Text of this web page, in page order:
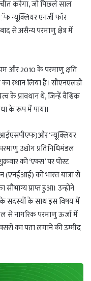
करेगा, जो पिछले साल
एनर्जी फॉर
से असैन्य परमाणु क्षेत्र में
और 2010 के परमाणु क्षति
स्थान लिया है। सीएनएलडी
के प्रावधान थे, जिन्हें वैश्विक
के रूप में पाया।
‘न्यूक्लियर
उद्योग प्रतिनिधिमंडल
को ‘एक्स’ पर पोस्ट
को भारत यात्रा से
प्राप्त हुआ। उन्होंने
के सदस्यों के साथ इस विषय में
से नागरिक परमाणु ऊर्जा में
का पता लगाने की उम्मीद